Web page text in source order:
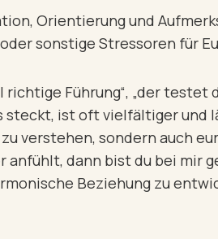
Orientierung und
sonstige Stressoren für
Führung“, „der
ist oft vielfältiger und
verstehen, sondern auch
dann bist du bei mir
Beziehung zu